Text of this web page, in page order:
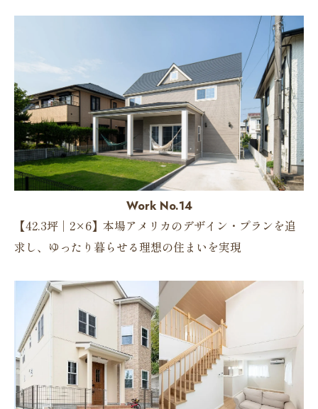
Work No.14
【42.3坪｜2×6】本場アメリカのデザイン・プランを追
求し、ゆったり暮らせる理想の住まいを実現